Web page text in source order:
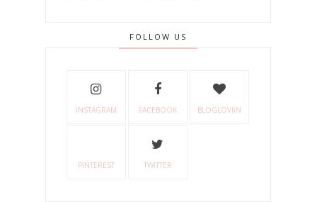
FOLLOW US
INSTAGRAM FACEBOOK BLOGLOVIIN
PINTEREST TWITTER